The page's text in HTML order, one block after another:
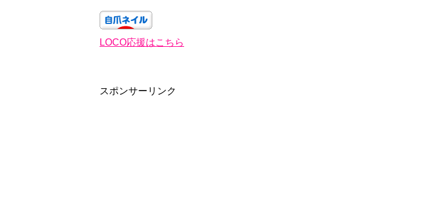
LOCO応援はこちら
スポンサーリンク